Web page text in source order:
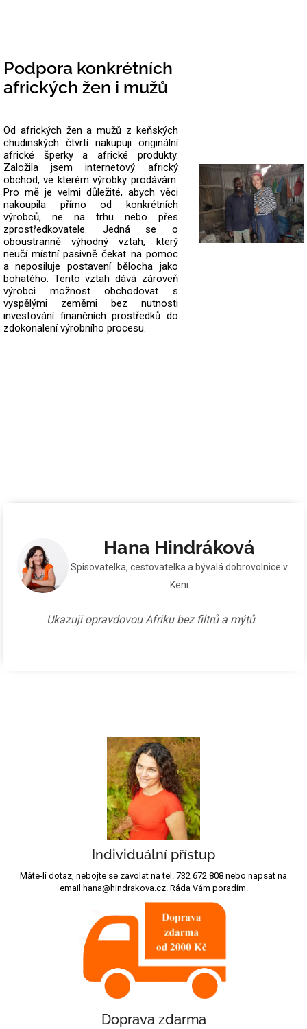
Podpora konkrétních
afrických žen i mužů
Od afrických žen a mužů z keňských
chudinských čtvrtí nakupuji originální
africké šperky a africké produkty.
Založila jsem internetový africký
obchod, ve kterém výrobky prodávám.
Pro mě je velmi důležité, abych věci
nakoupila přímo od konkrétních
výrobců, ne na trhu nebo přes
zprostředkovatele. Jedná se o
oboustranně výhodný vztah, který
neučí místní pasivně čekat na pomoc
a neposiluje postavení bělocha jako
bohatého. Tento vztah dává zároveň
výrobci možnost obchodovat s
vyspělými zeměmi bez nutnosti
investování finančních prostředků do
zdokonalení výrobního procesu.
Hana Hindráková
Spisovatelka, cestovatelka a bývalá dobrovolnice v
Keni
Ukazuji opravdovou Afriku bez filtrů a mýtů
Individuální přístup
Máte-li dotaz, nebojte se zavolat na tel. 732 672 808 nebo napsat na
email hana@hindrakova.cz. Ráda Vám poradím.
Doprava zdarma